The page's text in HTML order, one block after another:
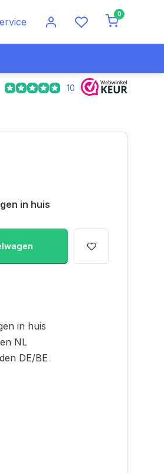
0
Voor 17.00 uur besteld,
10
in huis
in huis
NL
DE/BE